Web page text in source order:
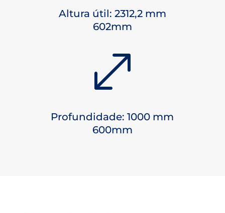
Altura útil: 2312,2 mm
602mm
.
Profundidade: 1000 mm
600mm